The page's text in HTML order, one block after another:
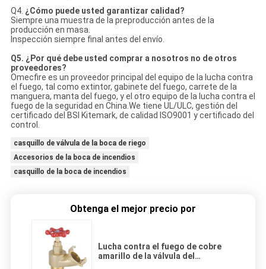
Q4. ¿Cómo puede usted garantizar calidad?
Siempre una muestra de la preproducción antes de la
producción en masa.
Inspección siempre final antes del envío.
Q5. ¿Por qué debe usted comprar a nosotros no de otros
proveedores?
Omecfire es un proveedor principal del equipo de la lucha contra
el fuego, tal como extintor, gabinete del fuego, carrete de la
manguera, manta del fuego, y el otro equipo de la lucha contra el
fuego de la seguridad en China.We tiene UL/ULC, gestión del
certificado del BSI Kitemark, de calidad ISO9001 y certificado del
control.
casquillo de válvula de la boca de riego
Accesorios de la boca de incendios
casquillo de la boca de incendios
Obtenga el mejor precio por
Lucha contra el fuego de cobre
amarillo de la válvula del